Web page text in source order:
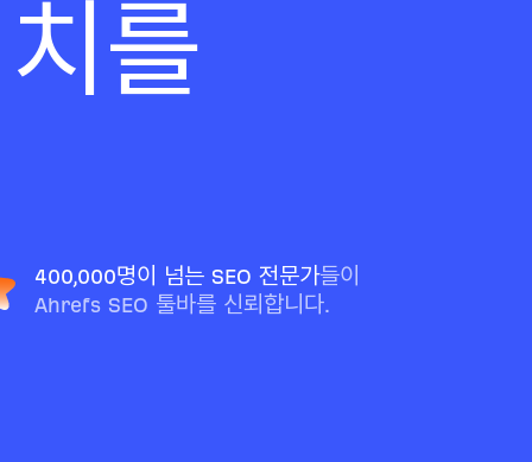
를
400,000명이 넘는 SEO 전문가들이
Ahrefs SEO 툴바를 신뢰합니다.